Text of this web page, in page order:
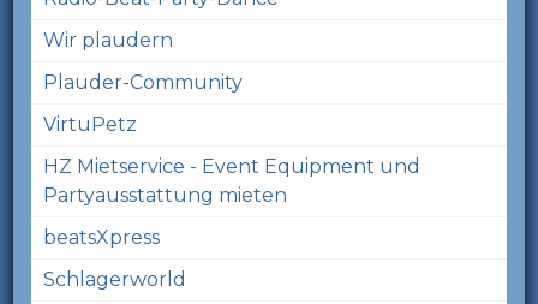
Wir plaudern
Plauder-Community
VirtuPetz
HZ Mietservice - Event Equipment und
Partyausstattung mieten
beatsXpress
Schlagerworld